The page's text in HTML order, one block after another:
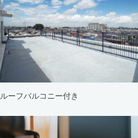
ルーフバルコニー付き